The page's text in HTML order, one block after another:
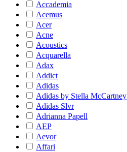
Accademia
Acemus
Acer
Acne
Acoustics
Acquarella
Adax
Addict
Adidas
Adidas by Stella McCartney
Adidas Slvr
Adrianna Papell
AEP
Aevor
Affari